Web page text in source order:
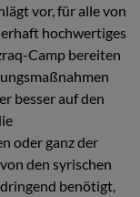
vor, für alle von
hochwertiges
Camp bereiten
besser auf den
oder ganz der
den syrischen
benötigt,